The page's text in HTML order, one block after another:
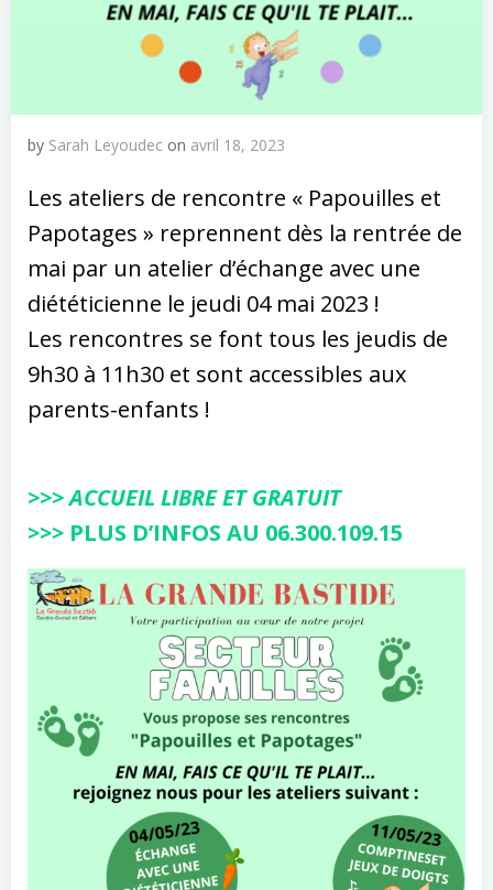
by Sarah Leyoudec on avril 18, 2023
Les ateliers de rencontre « Papouilles et
Papotages » reprennent dès la rentrée de
mai par un atelier d’échange avec une
diététicienne le jeudi 04 mai 2023 !
Les rencontres se font tous les jeudis de
9h30 à 11h30 et sont accessibles aux
parents-enfants !
>>> ACCUEIL LIBRE ET GRATUIT
>>> PLUS D’INFOS AU 06.300.109.15